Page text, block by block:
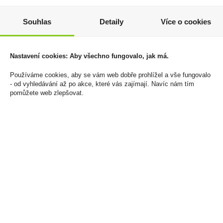
Sauvignon 0,5l D'Or
59 Kč
Skladem:více než 500 ks
Tequila El Jimador
679 Kč
Cena za:1 ks
Skladem:5 - 50 ks
Souhlas Detaily Více o cookies
Nastavení cookies: Aby všechno fungovalo, jak má.
Používáme cookies, aby se vám web dobře prohlížel a vše fungovalo
- od vyhledávání až po akce, které vás zajímají. Navíc nám tím
pomůžete web zlepšovat.